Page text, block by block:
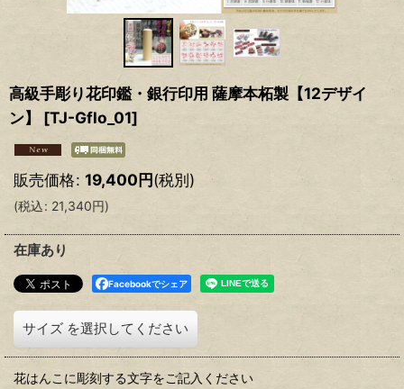
高級手彫り花印鑑・銀行印用 薩摩本柘製【12デザイ
ン】
[TJ-Gflo_01]
販売価格: 19,400円(税別)
(税込: 21,340円)
在庫あり
Facebookでシェア
サイズ を選択してください
花はんこに彫刻する文字をご記入ください